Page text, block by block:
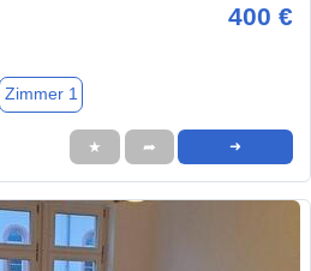
400 €
Zimmer 1
★ ➦ ➜